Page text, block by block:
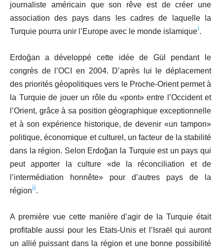
journaliste américain que son rêve est de créer une
association des pays dans les cadres de laquelle la
Turquie pourra unir l’Europe avec le monde islamiquei.
Erdoğan
a développé cette idée de Gül pendant le
congrès de l’OCI en 2004. D’après lui le déplacement
des priorités géopolitiques vers le Proche-Orient permet à
la Turquie de jouer un rôle du «pont» entre l’Occident et
l’Orient, grâce à sa position géographique exceptionnelle
et à son expérience historique, de devenir «un tampon»
politique, économique et culturel, un facteur de la stabilité
dans la région. Selon Erdoğan la Turquie est un pays qui
peut apporter la culture «de la réconciliation et de
l’intermédiation honnête» pour d’autres pays de la
régionii.
A première vue cette manière d’agir de la Turquie était
profitable aussi pour les Etats-Unis et l’Israël qui auront
un allié puissant dans la région et une bonne possibilité